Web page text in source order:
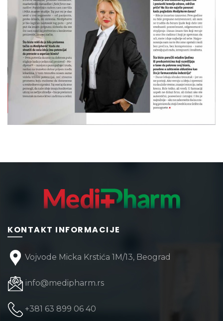
KONTAKT INFORMACIJE
Vojvode Micka Krstića 1M/13, Beograd
info@medipharm.rs
+381 63 899 06 40